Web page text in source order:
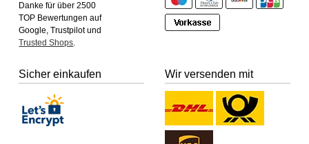
Danke für über 2500
TOP Bewertungen auf
Google, Trustpilot und
Trusted Shops.
Sicher einkaufen Wir versenden mit